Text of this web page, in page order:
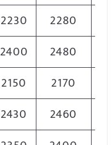
2230 2280
2400 2480
2150 2170
2430 2460